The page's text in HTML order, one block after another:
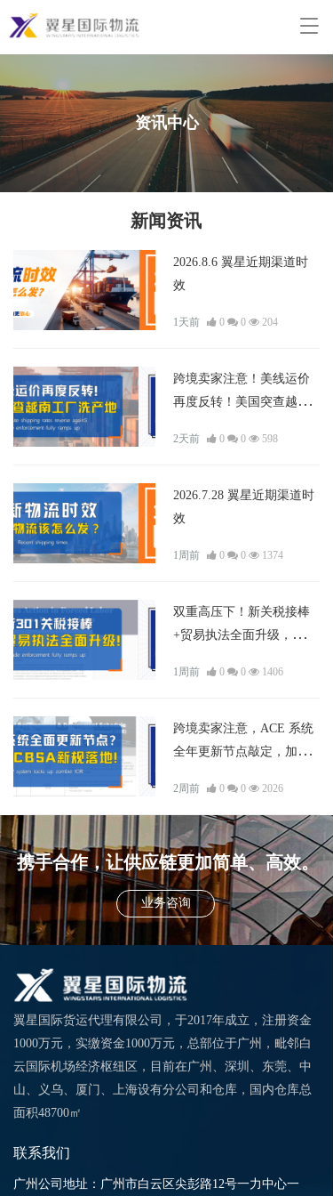
T
g
l
n
a
v
i
资讯中心
新闻资讯
2026.8.6 翼星近期渠道时
效
1天前 0 0 204
跨境卖家注意！美线运价
再度反转！美国突查越南
该怎么发?
2天前 0 0 598
2026.7.28 翼星近期渠道时
效
1周前 0 0 1374
双重高压下！新关税接棒
+贸易执法全面升级，亚马
物流该怎么发?
1周前 0 0 1406
跨境卖家注意，ACE 系统
全年更新节点敲定，加拿
流该怎么发?
2周前 0 0 2026
携手合作，让供应链更加简单、高效。
业务咨询
翼星国际货运代理有限公司，于2017年成立，注册资金
1000万元，实缴资金1000万元，总部位于广州，毗邻白
云国际机场经济枢纽区，目前在广州、深圳、东莞、中
山、义乌、厦门、上海设有分公司和仓库，国内仓库总
面积48700㎡
广州公司地址：广州市白云区尖彭路12号一力中心一
联系我们